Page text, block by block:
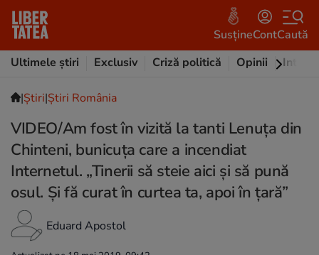
SusțineContCaută
Ultimele știri
Exclusiv Criză politică Opinii
|Ştiri|Știri România
VIDEO/Am fost în vizită la tanti Lenuța din
Chinteni, bunicuța care a incendiat
Internetul. „Tinerii să steie aici și să pună
osul. Și fă curat în curtea ta, apoi în țară”
Eduard Apostol